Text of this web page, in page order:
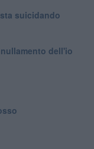
suicidando
dell'io